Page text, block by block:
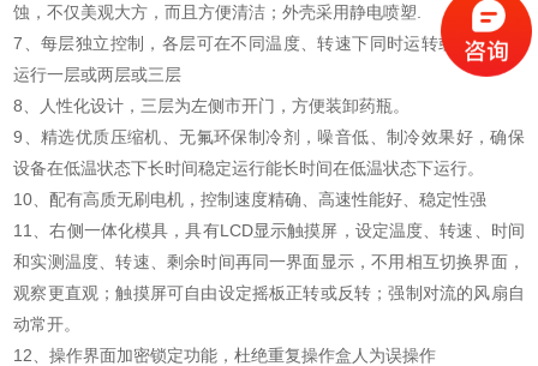
蚀，不仅美观大方，而且方便清洁；外壳采用静电喷塑.
7、每层独立控制，各层可在不同温度、转速下同时运转或根据需要
运行一层或两层或三层
8、人性化设计，三层为左侧市开门，方便装卸药瓶。
9、精选优质压缩机、无氟环保制冷剂，噪音低、制冷效果好，确保
设备在低温状态下长时间稳定运行能长时间在低温状态下运行。
10、配有高质无刷电机，控制速度精确、高速性能好、稳定性强
11、右侧一体化模具，具有LCD显示触摸屏，设定温度、转速、时间
和实测温度、转速、剩余时间再同一界面显示，不用相互切换界面，
观察更直观；触摸屏可自由设定摇板正转或反转；强制对流的风扇自
动常开。
12、操作界面加密锁定功能，杜绝重复操作盒人为误操作